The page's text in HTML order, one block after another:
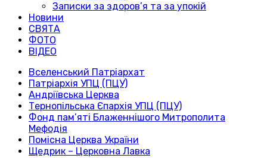
Записки за здоров’я та за упокій
Новини
СВЯТА
ФОТО
ВІДЕО
Вселенський Патріархат
Патріархія УПЦ (ПЦУ)
Андріївська Церква
Тернопільська Єпархія УПЦ (ПЦУ)
Фонд пам’яті Блаженнішого Митрополита
Мефодія
Помісна Церква України
Щедрик – Церковна Лавка